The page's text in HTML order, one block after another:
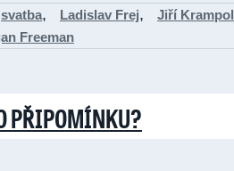
svatba, Ladislav Frej, Jiří Krampol
Freeman
PŘIPOMÍNKU?